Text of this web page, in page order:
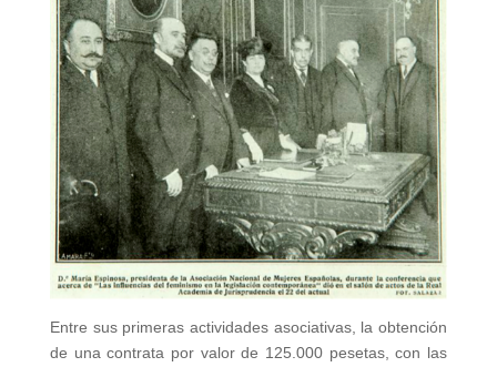
Entre sus primeras actividades asociativas, la obtención
de una contrata por valor de 125.000 pesetas, con las